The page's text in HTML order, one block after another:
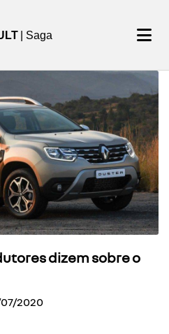
| Saga
dizem sobre o
2020